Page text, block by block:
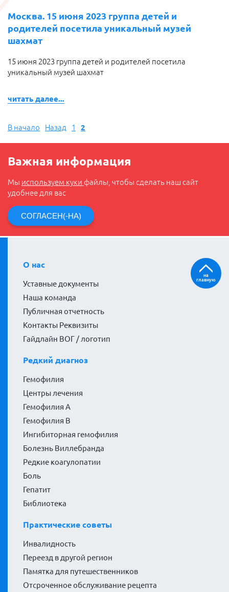
Москва. 15 июня 2023 группа детей и
родителей посетила уникальный музей
шахмат
15 июня 2023 группа детей и родителей посетила
уникальный музей шахмат
читать далее...
В начало Назад 1 2
Важная информация
Мы используем куки файлы, чтобы сделать наш сайт
удобнее для вас
СОГЛАСЕН(-НА)
О нас
Уставные документы
Наша команда
Публичная отчетность
Контакты Реквизиты
Гайдлайн ВОГ / логотип
Редкий диагноз
Гемофилия
Центры лечения
Гемофилия А
Гемофилия В
Ингибиторная гемофилия
Болезнь Виллебранда
Редкие коагулопатии
Боль
Гепатит
Библиотека
Практические советы
Инвалидность
Переезд в другой регион
Памятка для путешественников
Отсроченное обслуживание рецепта
на
главную